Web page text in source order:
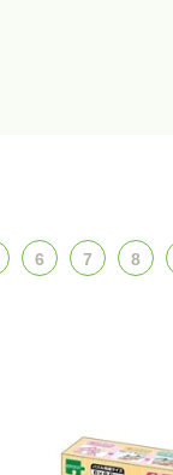
6 7 8